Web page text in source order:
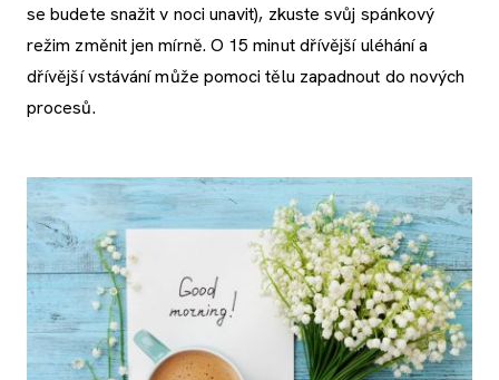
se budete snažit v noci unavit), zkuste svůj spánkový
režim změnit jen mírně. O 15 minut dřívější uléhání a
dřívější vstávání může pomoci tělu zapadnout do nových
procesů.